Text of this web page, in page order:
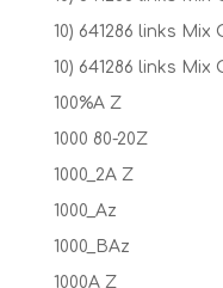
10) 641286 links
10) 641286 links
100%A Z
1000 80-20Z
1000_2A Z
1000_Az
1000_BAz
1000A Z